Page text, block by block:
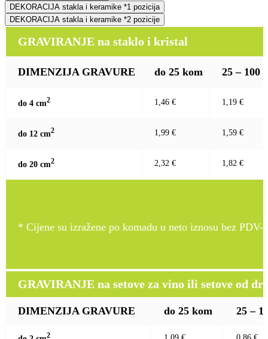
DEKORACIJA stakla i keramike *1 pozicija
DEKORACIJA stakla i keramike *2 pozicije
GRAVIRANJE na staklo i kristal
DIMENZIJA GRAVURE do 25 kom 25 – 100
do 4 cm2 1,46 € 1,19 €
do 12 cm2 1,99 € 1,59 €
do 20 cm2 2,32 € 1,82 €
* Cijene su izražene po komadu u neto iznosu bez PDV-
GRAVIRANJE na setove za vino ili setove od
DIMENZIJA GRAVURE do 25 kom 25 –
2